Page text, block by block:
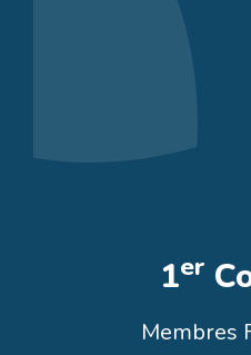
1er
Membres
Grégory